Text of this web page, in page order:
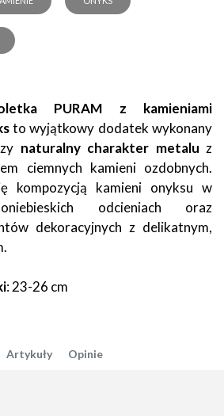
PURAM z kamieniami
to wyjątkowy dodatek wykonany
naturalny charakter metalu z
ciemnych kamieni ozdobnych.
kompozycją kamieni onyksu w
odcieniach oraz
dekoracyjnych z delikatnym,
: 23-26 cm
Artykuły Opinie